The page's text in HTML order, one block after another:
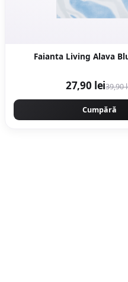
27,90 lei39,90
Cumpără